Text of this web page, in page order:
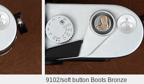
9102/soft button Boots Bronze